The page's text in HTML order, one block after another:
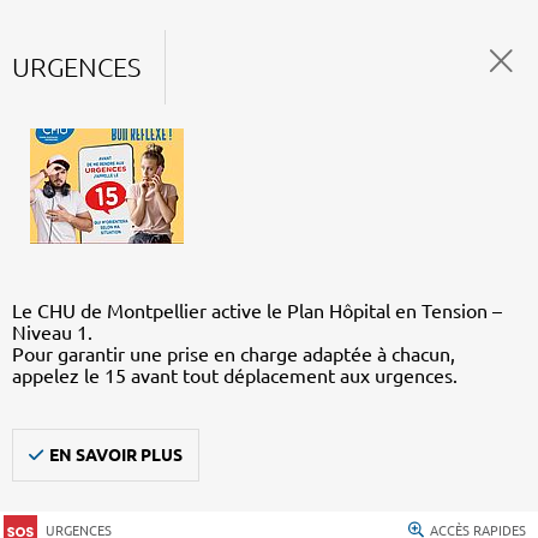
URGENCES
Le CHU de Montpellier active le Plan Hôpital en Tension –
Niveau 1.
Pour garantir une prise en charge adaptée à chacun,
appelez le 15 avant tout déplacement aux urgences.
EN SAVOIR PLUS
URGENCES ACCÈS RAPIDES